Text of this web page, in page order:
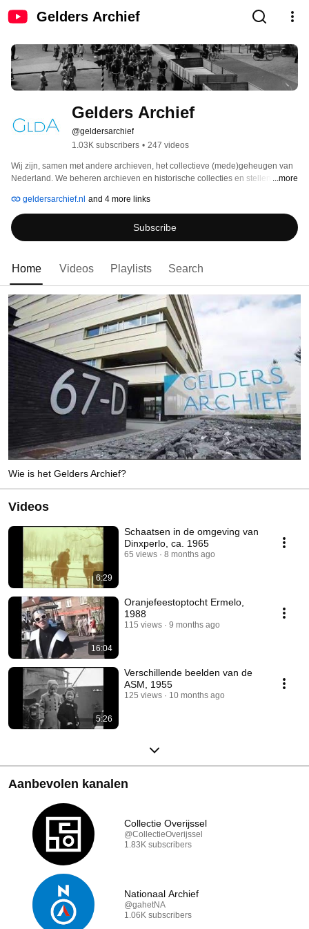
Gelders Archief
Gelders Archief
@geldersarchief
1.03K subscribers • 247 videos
Wij zijn, samen met andere archieven, het collectieve (mede)geheugen van
Nederland. We beheren archieven en historische collecties en stellen die
de studiezaal, maar juist ook via internet kunnen mensen ons waardevol
historisch materiaal inzien en gebruiken. Wij zien ons zelf als een hoeksteen
van de rechtstaat. Archieven zijn onmisbaar voor het functioneren van de
democratie en een transparant werkende overheid. Burgers kunnen in onze
waaronder de overheid.
...more
geldersarchief.nl and 4 more links
Subscribe
Home Videos Playlists Search
Wie is het Gelders Archief?
Videos
6:29
Schaatsen in de omgeving van
Dinxperlo, ca. 1965
65 views 8 months ago
16:04
Oranjefeestoptocht Ermelo,
1988
115 views 9 months ago
5:26
Verschillende beelden van de
ASM, 1955
125 views 10 months ago
Aanbevolen kanalen
Collectie Overijssel
@CollectieOverijssel
1.83K subscribers
Nationaal Archief
@gahetNA
1.06K subscribers